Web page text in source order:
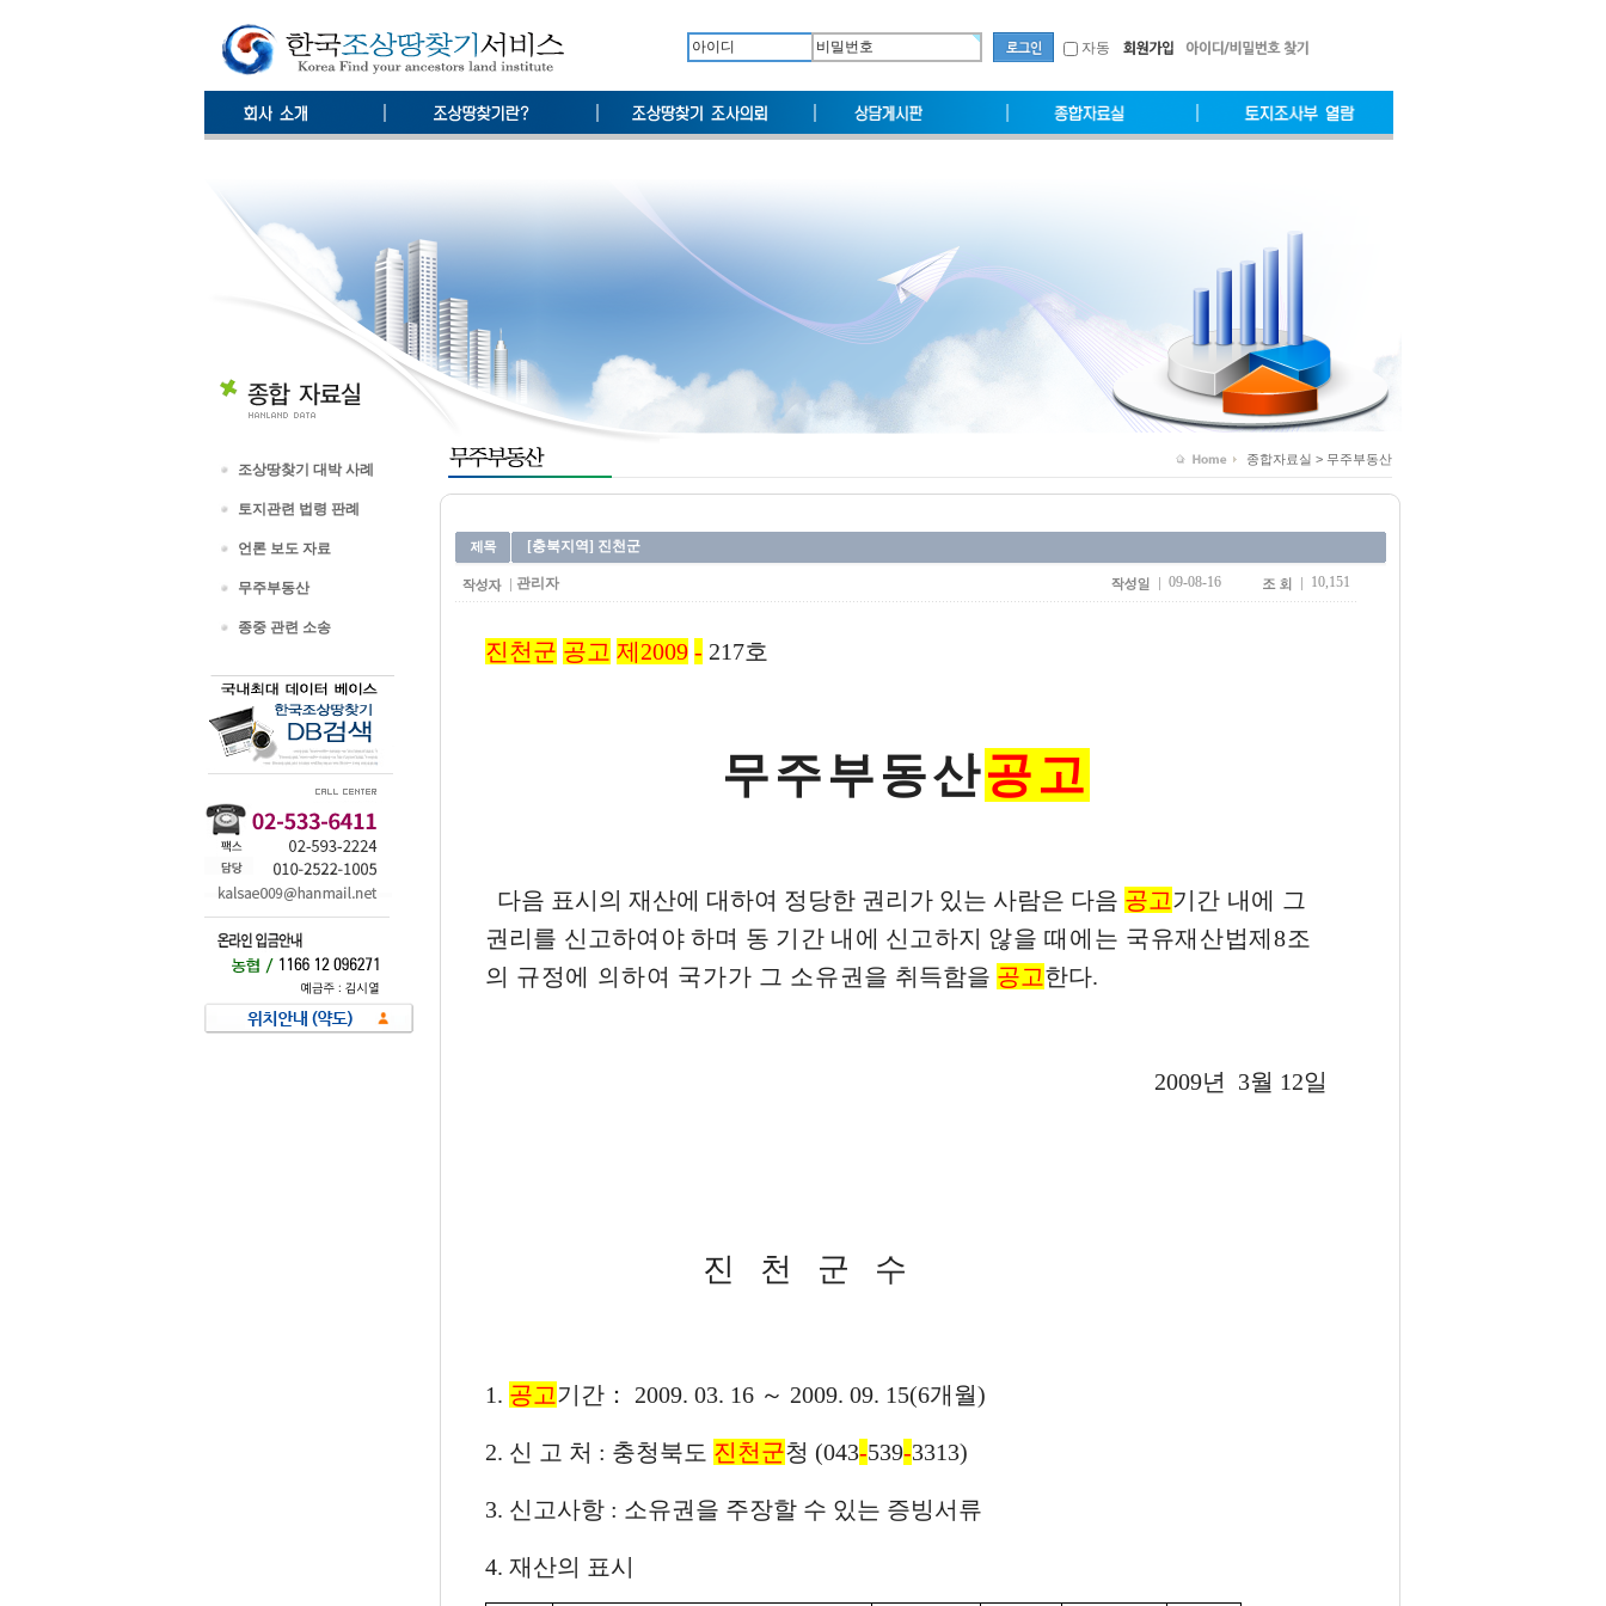
자동
조상땅찾기 대박 사례
토지관련 법령 판례
언론 보도 자료
무주부동산
종중 관련 소송
종합자료실 > 무주부동산
[충북지역] 진천군
관리자 09-08-16 10,151
진천군 공고 제2009 - 217호
무주부동산공고
다음 표시의 재산에 대하여 정당한 권리가 있는 사람은 다음 공고기간 내에 그
권리를 신고하여야 하며 동 기간 내에 신고하지 않을 때에는 국유재산법제8조
의 규정에 의하여 국가가 그 소유권을 취득함을 공고한다.
2009년 3월 12일
진 천 군 수
1. 공고기간： 2009. 03. 16 ～ 2009. 09. 15(6개월)
2. 신 고 처 : 충청북도 진천군청 (043-539-3313)
3. 신고사항 : 소유권을 주장할 수 있는 증빙서류
4. 재산의 표시